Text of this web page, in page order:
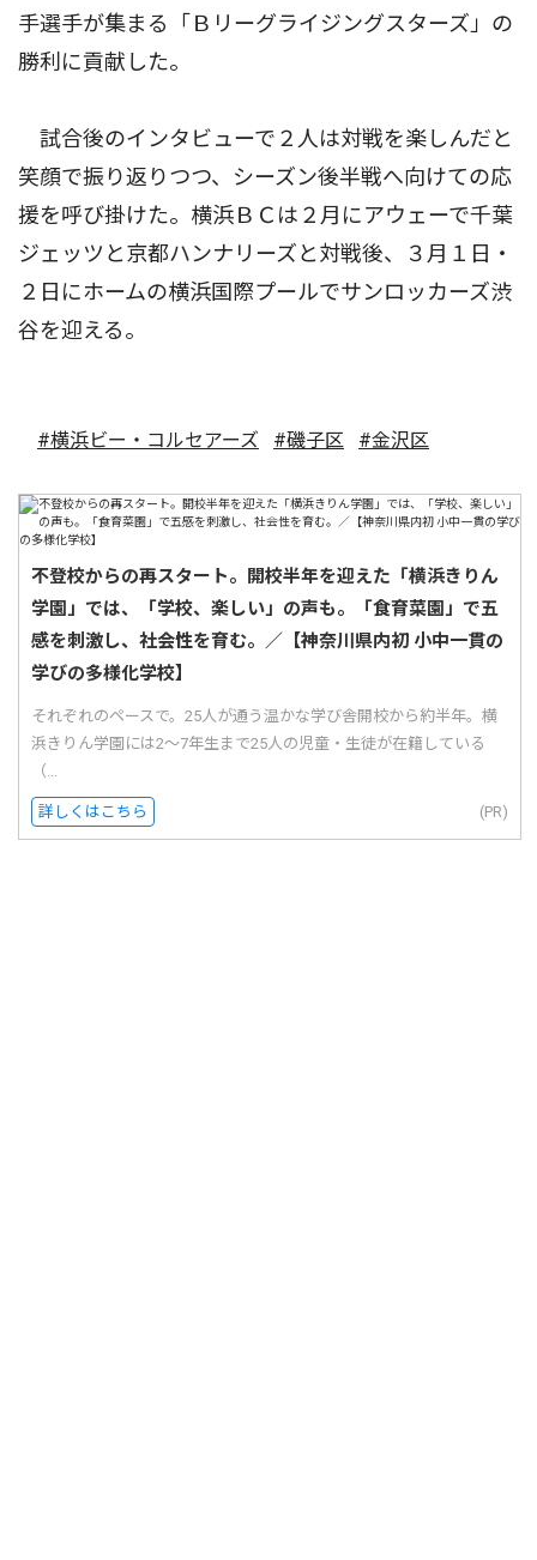
手選手が集まる「Ｂリーグライジングスターズ」の
勝利に貢献した。
試合後のインタビューで２人は対戦を楽しんだと
笑顔で振り返りつつ、シーズン後半戦へ向けての応
援を呼び掛けた。横浜ＢＣは２月にアウェーで千葉
ジェッツと京都ハンナリーズと対戦後、３月１日・
２日にホームの横浜国際プールでサンロッカーズ渋
谷を迎える。
#横浜ビー・コルセアーズ #磯子区 #金沢区
不登校からの再スタート。開校半年を迎えた「横浜きりん
学園」では、「学校、楽しい」の声も。「食育菜園」で五
感を刺激し、社会性を育む。／【神奈川県内初 小中一貫の
学びの多様化学校】
それぞれのペースで。25人が通う温かな学び舎開校から約半年。横
浜きりん学園には2〜7年生まで25人の児童・生徒が在籍している
（...
詳しくはこちら (PR)